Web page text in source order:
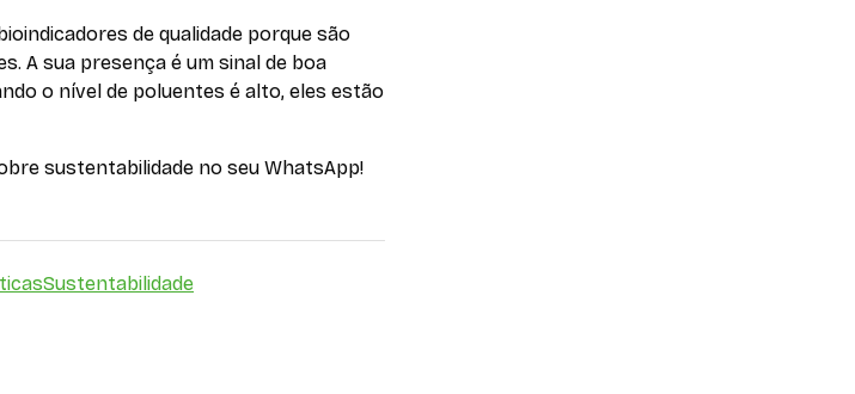
de qualidade porque são
A sua presença é um sinal de boa
o nível de poluentes é alto, eles estão
sustentabilidade no seu WhatsApp!
Sustentabilidade